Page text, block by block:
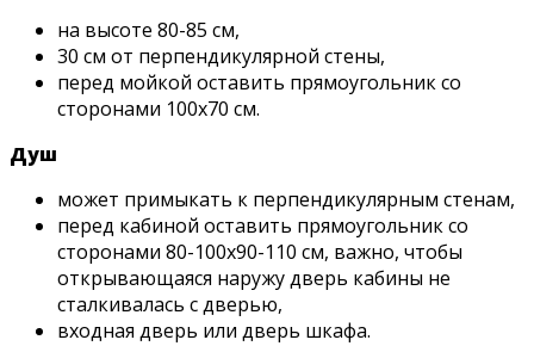
на высоте 80-85 см,
30 см от перпендикулярной стены,
перед мойкой оставить прямоугольник со
сторонами 100х70 см.
Душ
может примыкать к перпендикулярным стенам,
перед кабиной оставить прямоугольник со
сторонами 80-100х90-110 см, важно, чтобы
открывающаяся наружу дверь кабины не
сталкивалась с дверью,
входная дверь или дверь шкафа.